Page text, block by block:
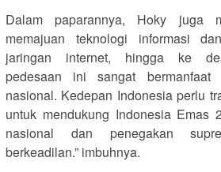
Dalam paparannya, Hoky juga
memajuan teknologi informasi
jaringan internet, hingga ke
pedesaan ini sangat bermanfaat
nasional. Kedepan Indonesia perlu
untuk mendukung Indonesia Emas
nasional dan penegakan
berkeadilan.” imbuhnya.